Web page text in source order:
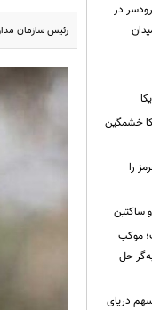
رئیس سازمان
در
خشمگین
را
ساکتین
موکب
حل
سهم دریای